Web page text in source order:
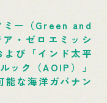
ミー（Green and
・ゼロエミッシ
よび「インド太平
ック（AOIP）」
能な海洋ガバナン